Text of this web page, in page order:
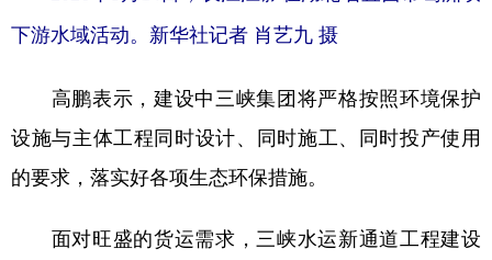
下游水域活动。新华社记者 肖艺九 摄
高鹏表示，建设中三峡集团将严格按照环境保护
设施与主体工程同时设计、同时施工、同时投产使用
的要求，落实好各项生态环保措施。
面对旺盛的货运需求，三峡水运新通道工程建设